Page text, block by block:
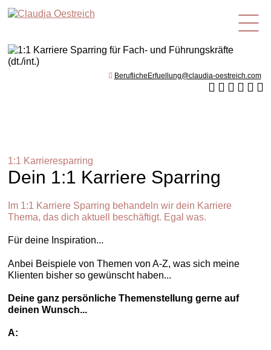
de
BeruflicheErfuellung@claudia-oestreich.com
1:1 Karrieresparring
Dein 1:1 Karriere Sparring
Im 1:1 Karriere Sparring behandeln wir dein Karriere
Thema, das dich aktuell beschäftigt. Egal was.
Für deine Inspiration...
Anbei Beispiele von Themen von A-Z, was sich meine
Klienten bisher so gewünscht haben...
Deine ganz persönliche Themenstellung gerne auf
deinen Wunsch...
A: